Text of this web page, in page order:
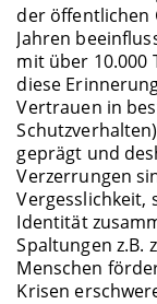
der öffentlichen
Jahren
mit über 10.000
diese
Vertrauen in
geprägt und
Verzerrungen
Vergesslichkeit,
Identität
Spaltungen z.B.
Menschen
Krisen